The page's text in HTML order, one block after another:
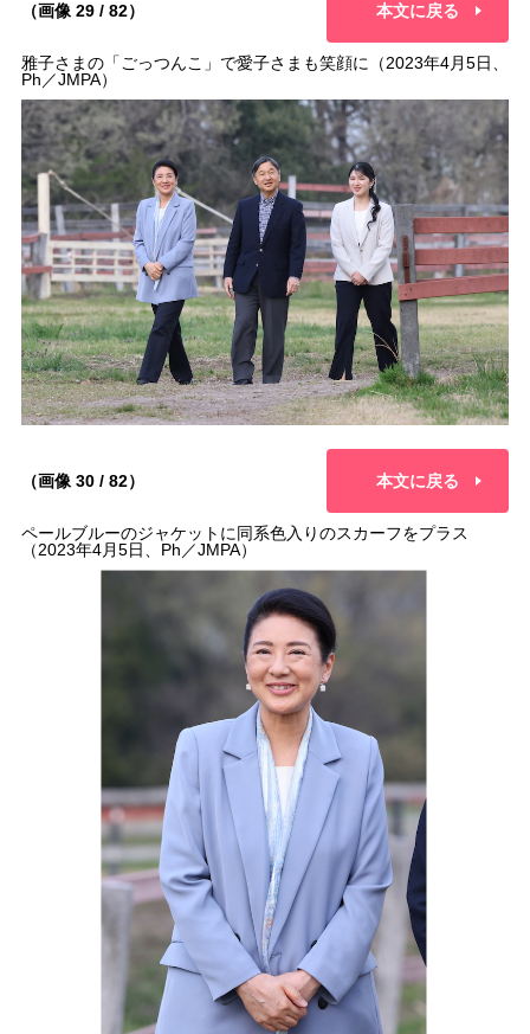
（画像 29 / 82） 本文に戻る
雅子さまの「ごっつんこ」で愛子さまも笑顔に（2023年4月5日、
Ph／JMPA）
（画像 30 / 82） 本文に戻る
ペールブルーのジャケットに同系色入りのスカーフをプラス
（2023年4月5日、Ph／JMPA）